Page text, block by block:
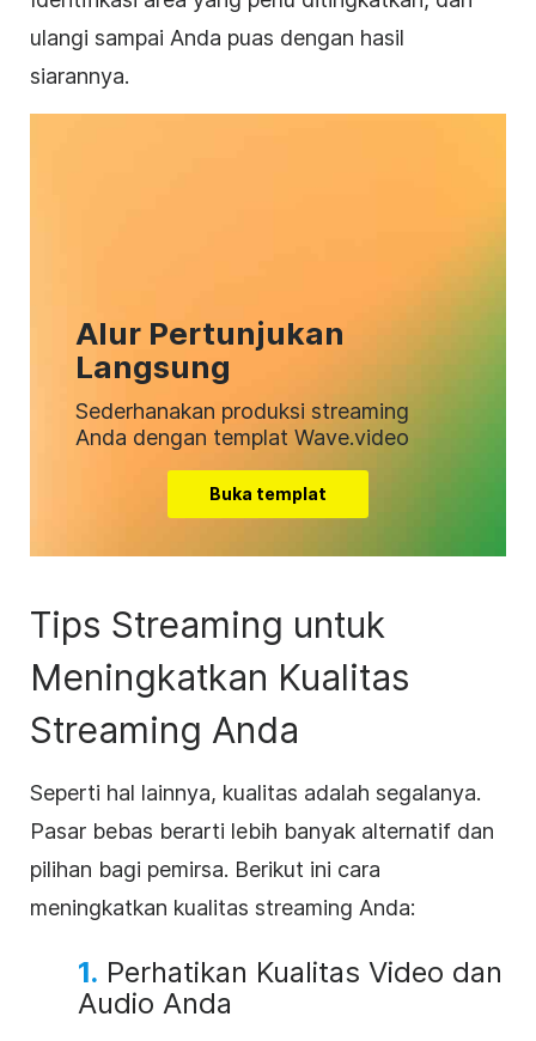
ulangi sampai Anda puas dengan hasil
siarannya.
Alur Pertunjukan
Langsung
Sederhanakan produksi streaming
Anda dengan templat Wave.video
Buka templat
Tips Streaming untuk
Meningkatkan Kualitas
Streaming Anda
Seperti hal lainnya, kualitas adalah segalanya.
Pasar bebas berarti lebih banyak alternatif dan
pilihan bagi pemirsa. Berikut ini cara
meningkatkan kualitas streaming Anda:
1. Perhatikan Kualitas Video dan
Audio Anda